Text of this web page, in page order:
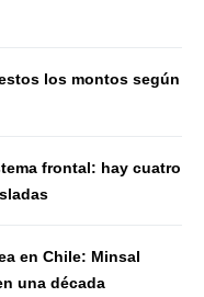
los montos según
frontal: hay cuatro
en Chile: Minsal
una década